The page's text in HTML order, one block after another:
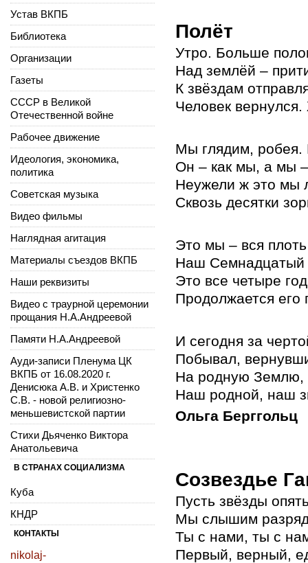
Полёт
Утро. Больше
Над землёй –
К звёздам
Человек
Мы глядим, робея.
Он – как мы, а мы
Неужели ж это мы
Сквозь десятки
Это мы – вся
Наш Семнадцатый
Это все четыре
Продолжается его
И сегодня за
Побывал,
На родную Землю,
Наш родной, наш
Ольга Берггольц
Созвездье
Пусть звёзды
Мы слышим
Ты с нами, ты с
Первый, верный,
Устав ВКПБ
Библиотека
Организации
Газеты
СССР в Великой
Отечественной войне
Рабочее движение
Идеология, экономика,
политика
Советская музыка
Видео фильмы
Наглядная агитация
Материалы съездов ВКПБ
Наши реквизиты
Видео с траурной церемонии
прощания Н.А.Андреевой
Памяти Н.А.Андреевой
Ауди-записи Пленума ЦК
ВКПБ от 16.08.2020 г.
Денисюка А.В. и Христенко
С.В. - новой религиозно-
меньшевистской партии
Стихи Дьяченко Виктора
Анатольевича
В СТРАНАХ СОЦИАЛИЗМА
Куба
КНДР
КОНТАКТЫ
nikolaj-